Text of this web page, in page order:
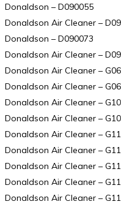
Donaldson – D090055
Donaldson Air Cleaner –
Donaldson – D090073
Donaldson Air Cleaner –
Donaldson Air Cleaner –
Donaldson Air Cleaner –
Donaldson Air Cleaner –
Donaldson Air Cleaner –
Donaldson Air Cleaner –
Donaldson Air Cleaner –
Donaldson Air Cleaner –
Donaldson Air Cleaner –
Donaldson Air Cleaner –